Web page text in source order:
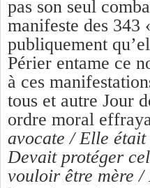
pas son seul
manifeste des 343
publiquement
Périer entame ce
à ces
tous et autre Jour
ordre moral
avocate / Elle
Devait protéger
vouloir être mère /